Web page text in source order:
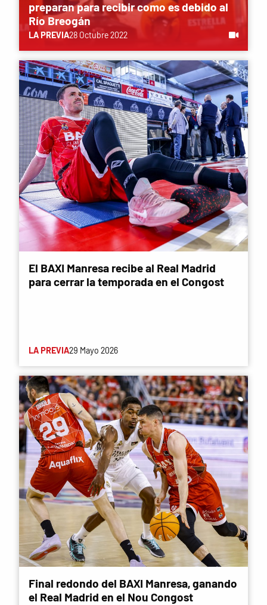
preparan para recibir como es debido al
Río Breogán
LA PREVIA28 Octubre 2022
El BAXI Manresa recibe al Real Madrid
para cerrar la temporada en el Congost
LA PREVIA29 Mayo 2026
Final redondo del BAXI Manresa, ganando
el Real Madrid en el Nou Congost